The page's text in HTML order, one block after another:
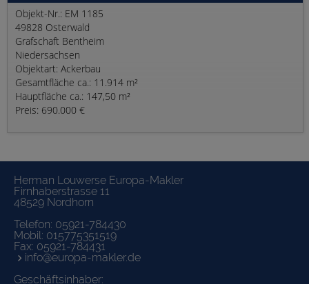
Objekt-Nr.: EM 1185
49828 Osterwald
Grafschaft Bentheim
Niedersachsen
Objektart: Ackerbau
Gesamtfläche ca.: 11.914 m²
Hauptfläche ca.: 147,50 m²
Preis: 690.000 €
Herman Louwerse Europa-Makler
Firnhaberstrasse 11
48529 Nordhorn
Telefon: 05921-784430
Mobil: 015775351519
Fax: 05921-784431
info@europa-makler.de
Geschäftsinhaber: